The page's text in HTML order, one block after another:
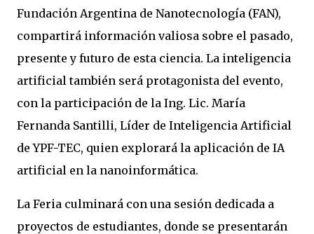
Fundación Argentina de Nanotecnología (FAN),
compartirá información valiosa sobre el pasado,
presente y futuro de esta ciencia. La inteligencia
artificial también será protagonista del evento,
con la participación de la Ing. Lic. María
Fernanda Santilli, Líder de Inteligencia Artificial
de YPF-TEC, quien explorará la aplicación de IA
artificial en la nanoinformática.
La Feria culminará con una sesión dedicada a
proyectos de estudiantes, donde se presentarán